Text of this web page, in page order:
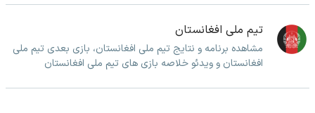
تیم ملی افغانستان
مشاهده برنامه و نتایج تیم ملی افغانستان، بازی بعدی تیم ملی
افغانستان و ویدئو خلاصه بازی های تیم ملی افغانستان